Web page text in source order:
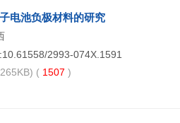
电池负极材料的研究
10.61558/2993-074X.1591
( 1507 )